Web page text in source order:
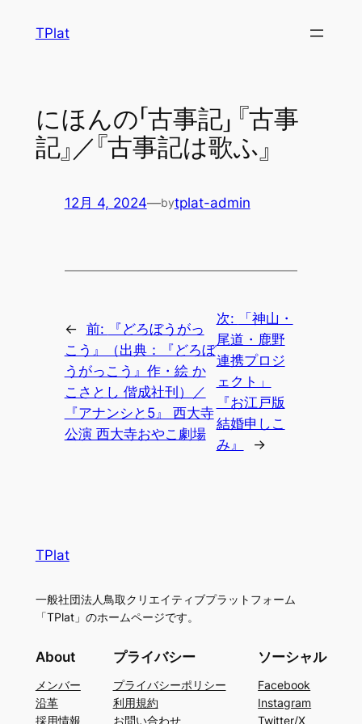
TPlat
にほんの「古事記」 『古事
記』／『古事記は歌ふ』
12月 4, 2024—bytplat-admin
← 前:
『どろぼうがっ
こう』（出典：『どろぼ
うがっこう』作・絵 か
こさとし 偕成社刊）／
『アナンシと5』 西大寺
公演 西大寺おやこ劇場
次:
「神山・
尾道・鹿野
連携プロジ
ェクト」
『お江戸版
結婚申しこ
み』
→
TPlat
一般社団法人鳥取クリエイティブプラットフォーム
「TPlat」のホームページです。
About
メンバー
沿革
採用情報
プライバシー
プライバシーポリシー
利用規約
お問い合わせ
ソーシャル
Facebook
Instagram
Twitter/X